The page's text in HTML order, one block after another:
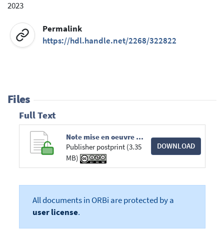
2023
Permalink
https://hdl.handle.net/2268/322822
Files
Full Text
Note mise en oeuvre sanctions version mise à jour 13 -6-2023_compressed.pdf
Publisher postprint (3.35
MB)
DOWNLOAD
All documents in ORBi are protected by a
user license.